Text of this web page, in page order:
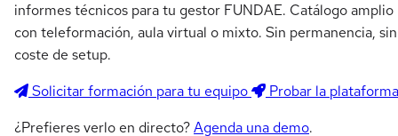
informes técnicos para tu gestor FUNDAE. Catálogo amplio
con teleformación, aula virtual o mixto. Sin permanencia, sin
coste de setup.
Solicitar formación para tu equipo
Probar la plataforma
¿Prefieres verlo en directo?Agenda una demo.